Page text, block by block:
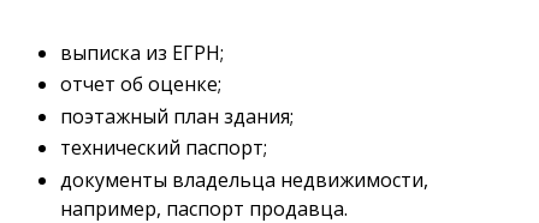
выписка из ЕГРН;
отчет об оценке;
поэтажный план здания;
технический паспорт;
документы владельца недвижимости,
например, паспорт продавца.